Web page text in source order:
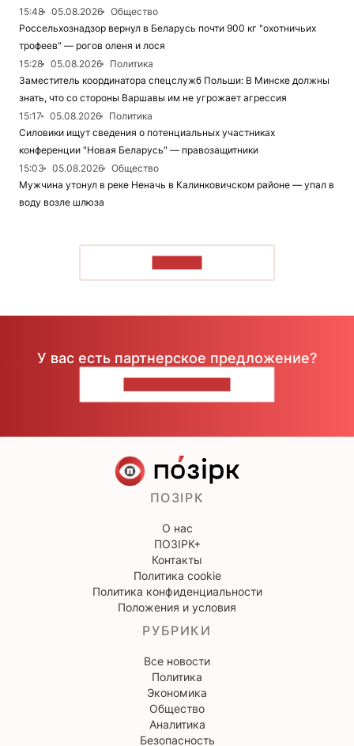
15:48
05.08.2026
Общество
Россельхознадзор вернул в Беларусь почти 900 кг "охотничьих
трофеев" — рогов оленя и лося
15:28
05.08.2026
Политика
Заместитель координатора спецслужб Польши: В Минске должны
знать, что со стороны Варшавы им не угрожает агрессия
15:17
05.08.2026
Политика
Силовики ищут сведения о потенциальных участниках
конференции "Новая Беларусь" — правозащитники
15:03
05.08.2026
Общество
Мужчина утонул в реке Неначь в Калинковичском районе — упал в
воду возле шлюза
У вас есть партнерское предложение?
ПОЗІРК
О нас
ПОЗІРК+
Контакты
Политика cookie
Политика конфиденциальности
Положения и условия
РУБРИКИ
Все новости
Политика
Экономика
Общество
Аналитика
Безопасность